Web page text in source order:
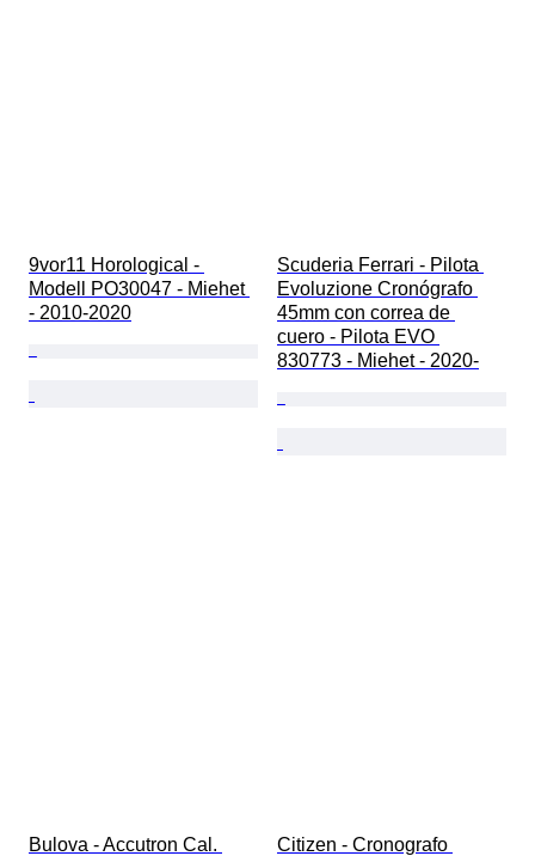
9vor11 Horological -
Modell PO30047 - Miehet
- 2010-2020
Scuderia Ferrari - Pilota
Evoluzione Cronógrafo
45mm con correa de
cuero - Pilota EVO
830773 - Miehet - 2020-
Bulova - Accutron Cal. Citizen - Cronografo